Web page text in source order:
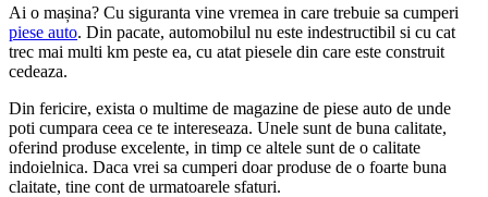
Ai o mașina? Cu siguranta vine vremea in care trebuie sa cumperi
piese auto. Din pacate, automobilul nu este indestructibil si cu cat
trec mai multi km peste ea, cu atat piesele din care este construit
cedeaza.
Din fericire, exista o multime de magazine de piese auto de unde
poti cumpara ceea ce te intereseaza. Unele sunt de buna calitate,
oferind produse excelente, in timp ce altele sunt de o calitate
indoielnica. Daca vrei sa cumperi doar produse de o foarte buna
claitate, tine cont de urmatoarele sfaturi.